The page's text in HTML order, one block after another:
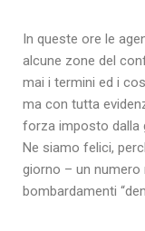
In queste ore le
alcune zone del
mai i termini ed i
ma con tutta
forza imposto dalla
Ne siamo felici,
giorno – un numero
bombardamenti